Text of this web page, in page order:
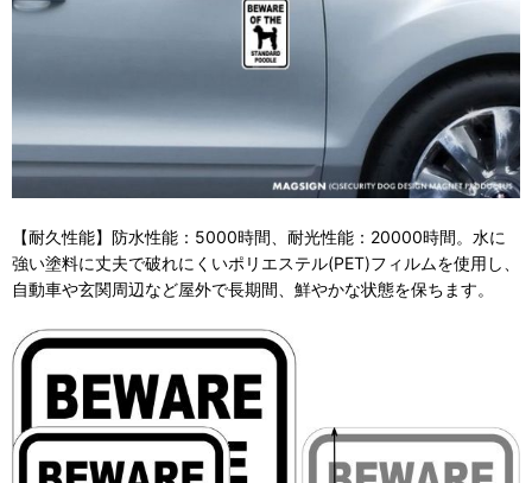
【耐久性能】防水性能：5000時間、耐光性能：20000時間。水に
強い塗料に丈夫で破れにくいポリエステル(PET)フィルムを使用し、
自動車や玄関周辺など屋外で長期間、鮮やかな状態を保ちます。